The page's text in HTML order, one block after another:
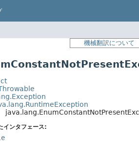
機械翻訳について
インタフェース: